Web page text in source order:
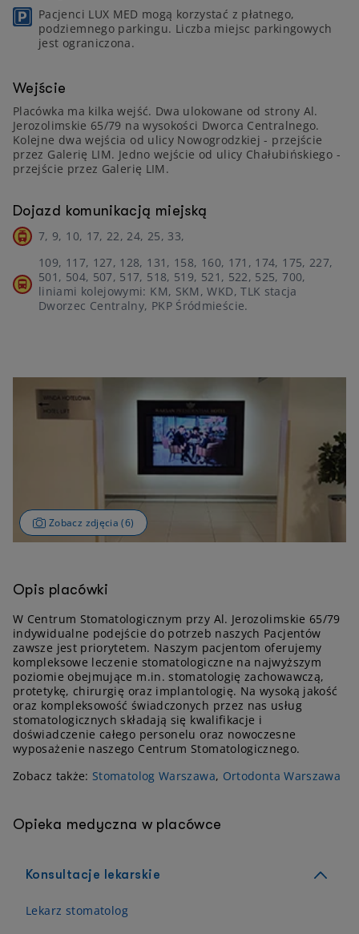
Pacjenci LUX MED mogą korzystać z płatnego,
podziemnego parkingu. Liczba miejsc parkingowych
jest ograniczona.
Wejście
Placówka ma kilka wejść. Dwa ulokowane od strony Al.
Jerozolimskie 65/79 na wysokości Dworca Centralnego.
Kolejne dwa wejścia od ulicy Nowogrodzkiej - przejście
przez Galerię LIM. Jedno wejście od ulicy Chałubińskiego -
przejście przez Galerię LIM.
Dojazd komunikacją miejską
7, 9, 10, 17, 22, 24, 25, 33,
109, 117, 127, 128, 131, 158, 160, 171, 174, 175, 227,
501, 504, 507, 517, 518, 519, 521, 522, 525, 700,
liniami kolejowymi: KM, SKM, WKD, TLK stacja
Dworzec Centralny, PKP Śródmieście.
Zobacz zdjęcia (6)
Opis placówki
W Centrum Stomatologicznym przy Al. Jerozolimskie 65/79
indywidualne podejście do potrzeb naszych Pacjentów
zawsze jest priorytetem. Naszym pacjentom oferujemy
kompleksowe leczenie stomatologiczne na najwyższym
poziomie obejmujące m.in. stomatologię zachowawczą,
protetykę, chirurgię oraz implantologię. Na wysoką jakość
oraz kompleksowość świadczonych przez nas usług
stomatologicznych składają się kwalifikacje i
doświadczenie całego personelu oraz nowoczesne
wyposażenie naszego Centrum Stomatologicznego.
Zobacz także: Stomatolog Warszawa, Ortodonta Warszawa
Opieka medyczna w placówce
Konsultacje lekarskie
Lekarz stomatolog